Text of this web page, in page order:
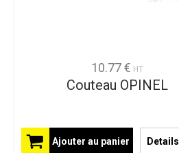
10.77 € HT
Couteau OPINEL
Ajouter au panier Details